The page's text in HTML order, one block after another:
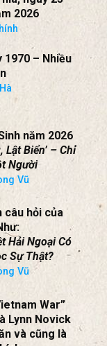
VIEW ALL
BỬU
ngày 25
2026
1970 – Nhiều
năm 2026
Lật Biển’ – Chỉ
Người
Vũ
câu hỏi của
Hải Ngoại Có
Sự Thật?